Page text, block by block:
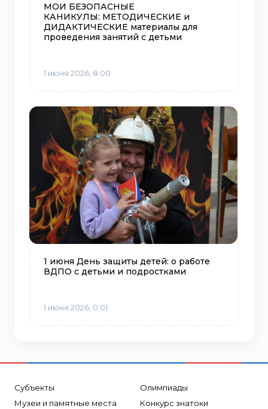
МОИ БЕЗОПАСНЫЕ
КАНИКУЛЫ: МЕТОДИЧЕСКИЕ и
ДИДАКТИЧЕСКИЕ материалы для
проведения занятий с детьми
1 июня 2026, 8:00
1 июня День защиты детей: о работе
ВДПО с детьми и подростками
1 июня 2026, 0:01
Субъекты
Музеи и памятные места
Олимпиады
Конкурс знатоки